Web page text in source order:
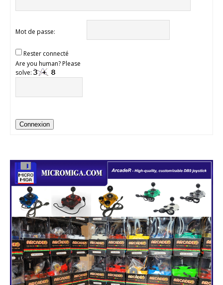
Mot de passe:
Rester connecté
Are you human? Please
solve:
Connexion